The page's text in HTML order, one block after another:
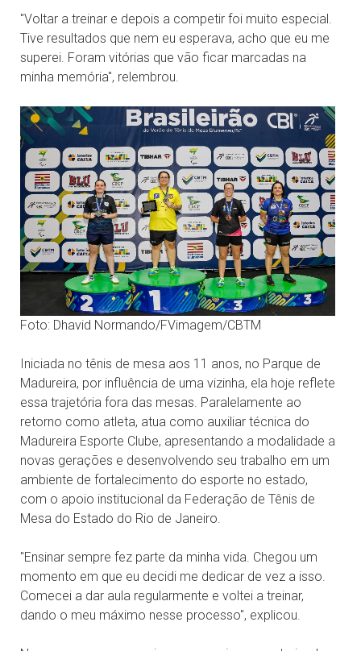
"Voltar a treinar e depois a competir foi muito especial.
Tive resultados que nem eu esperava, acho que eu me
superei. Foram vitórias que vão ficar marcadas na
minha memória", relembrou.
Foto: Dhavid Normando/FVimagem/CBTM
Iniciada no tênis de mesa aos 11 anos, no Parque de
Madureira, por influência de uma vizinha, ela hoje reflete
essa trajetória fora das mesas. Paralelamente ao
retorno como atleta, atua como auxiliar técnica do
Madureira Esporte Clube, apresentando a modalidade a
novas gerações e desenvolvendo seu trabalho em um
ambiente de fortalecimento do esporte no estado,
com o apoio institucional da Federação de Tênis de
Mesa do Estado do Rio de Janeiro.
"Ensinar sempre fez parte da minha vida. Chegou um
momento em que eu decidi me dedicar de vez a isso.
Comecei a dar aula regularmente e voltei a treinar,
dando o meu máximo nesse processo", explicou.